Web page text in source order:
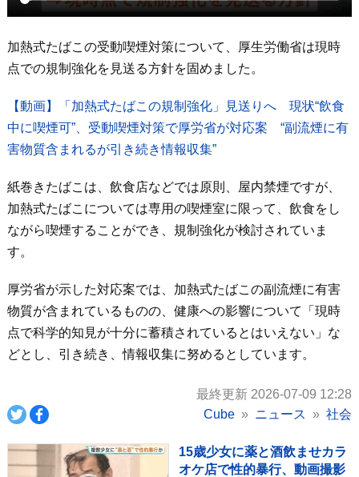
加熱式たばこの受動喫煙対策について、厚生労働省は現時
点での規制強化を見送る方針を固めました。
【動画】「加熱式たばこの規制強化」見送りへ 現状“飲食
中に喫煙可”、受動喫煙対策で厚労省が対応案 “副流煙に有
害物質含まれるが引き続き情報収集”
紙巻きたばこは、飲食店などでは原則、屋内禁煙ですが、
加熱式たばこについては専用の喫煙室に限って、飲食をし
ながら喫煙することができ、規制強化が検討されていま
す。
厚労省が示した対応案では、加熱式たばこの副流煙に有害
物質が含まれているものの、健康への影響について「現時
点で科学的知見が十分に蓄積されているとはいえない」な
どとし、引き続き、情報収集に努めるとしています。
最終更新 2026-07-09 12:28
Cube
ニュース 社会
15歳少女に薬と酒飲ませカラ
オケ店で性的暴行、動画撮影